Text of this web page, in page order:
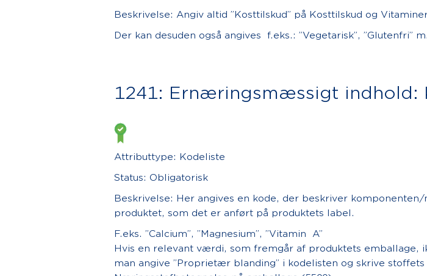
Beskrivelse: Angiv altid ”Kosttilskud” på Kosttilskud og
Der kan desuden også angives f.eks.: ”Vegetarisk”, ”Glutenfri”
1241: Ernæringsmæssigt indhold:
Attributtype: Kodeliste
Status: Obligatorisk
Beskrivelse: Her angives en kode, der beskriver
produktet, som det er anført på produktets label.
F.eks. ”Calcium”, ”Magnesium”, ”Vitamin A”
Hvis en relevant værdi, som fremgår af produktets emballage,
man angive ”Proprietær blanding” i kodelisten og skrive